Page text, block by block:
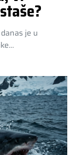
je u